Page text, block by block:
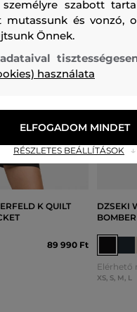
K QUILT
89 990 Ft
DZSEKI
BOMBER
Elérhető
XS, S, M, L
szabott
mutassunk és vonzó,
Önnek.
adataival
használata
RÉSZLETES BEÁLLÍTÁSOK
ELFOGADOM MINDET